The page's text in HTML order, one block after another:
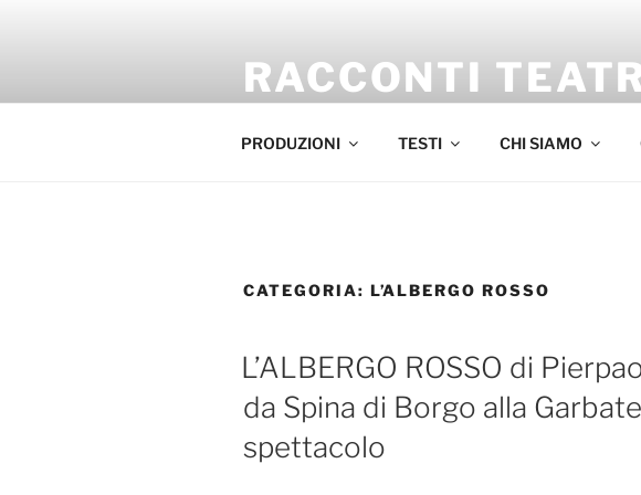
RACCONTI
PRODUZIONI TESTI CHI SIAMO
CATEGORIA: L’ALBERGO ROSSO
L’ALBERGO ROSSO di
da Spina di Borgo alla
spettacolo